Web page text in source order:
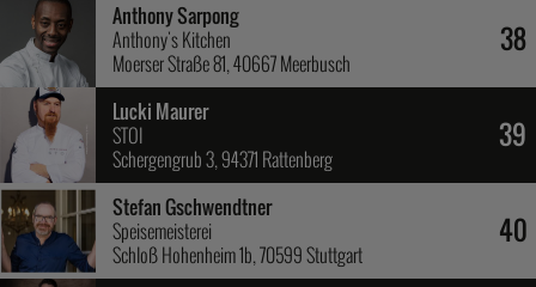
38
Anthony Sarpong
Anthony's Kitchen
Moerser Straße 81, 40667 Meerbusch
39
Lucki Maurer
STOI
Schergengrub 3, 94371 Rattenberg
40
Stefan Gschwendtner
Speisemeisterei
Schloß Hohenheim 1b, 70599 Stuttgart